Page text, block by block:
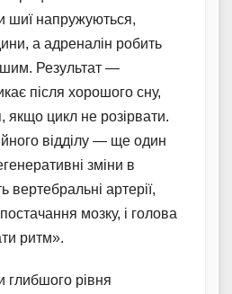
шиї напружуються,
а адреналін робить
Результат —
після хорошого сну,
якщо цикл не розірвати.
відділу — ще один
зміни в
вертебральні артерії,
мозку, і голова
ритм».
глибшого рівня